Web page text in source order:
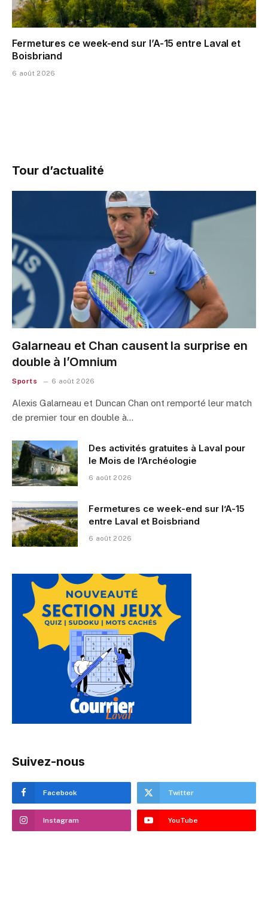
Fermetures ce week-end sur l’A-15 entre Laval et
Boisbriand
6 août 2026
Tour d’actualité
Galarneau et Chan causent la surprise en
double à l’Omnium
Sports 6 août 2026
Alexis Galarneau et Duncan Chan ont remporté leur match
de premier tour en double à…
Des activités gratuites à Laval pour
le Mois de l’Archéologie
6 août 2026
Fermetures ce week-end sur l’A-15
entre Laval et Boisbriand
6 août 2026
Suivez-nous
Facebook Twitter
Instagram YouTube